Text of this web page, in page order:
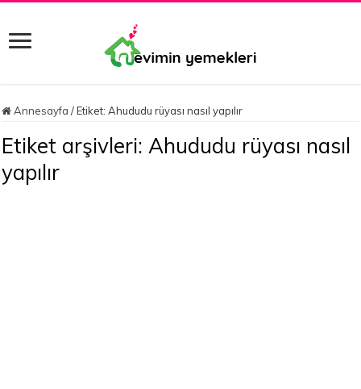
Annesayfa / Etiket:Ahududu rüyası nasıl yapılır
Etiket arşivleri:Ahududu rüyası nasıl
yapılır